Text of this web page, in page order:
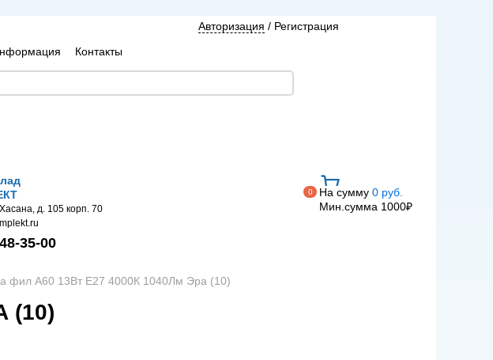
Контакты
Авторизация / Регистрация
д. 105 корп. 70
35-00
0 На сумму 0 руб.
Мин.сумма 1000₽
фил A60 13Вт Е27 4000К 1040Лм Эра (10)
(10)